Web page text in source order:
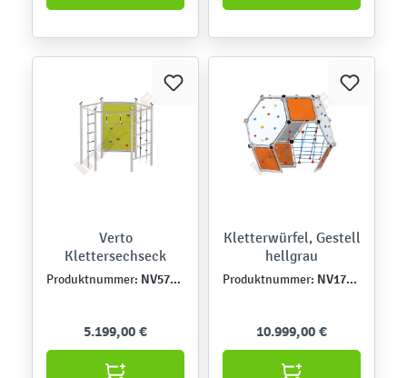
Verto
Klettersechseck
Produktnummer: NV57131MA2
5.199,00 €
Kletterwürfel, Gestell
hellgrau
Produktnummer: NV1702EPZ
10.999,00 €